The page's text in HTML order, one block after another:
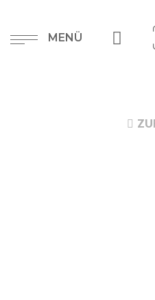
MENÜ